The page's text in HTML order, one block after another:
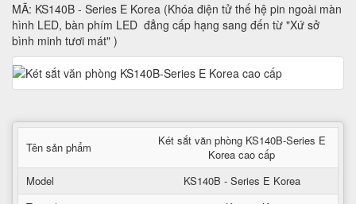
MÃ: KS140B - Series E Korea (Khóa điện tử thế hệ pin ngoài màn
hình LED, bàn phím LED đẳng cấp hạng sang đến từ "Xứ sở
bình minh tươi mát" )
Tên sản phẩm
Két sắt văn phòng KS140B-Series E
Korea cao cấp
Model
KS140B - Series E Korea